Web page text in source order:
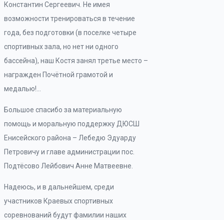
Константин Сергеевич. Не имея
возможности тренироваться в течение
года, без подготовки (в поселке четыре
спортивных зала, но нет ни одного
бассейна), наш Костя занял третье место –
награжден Почётной грамотой и
медалью!…
Большое спасибо за материальную
помощь и моральную поддержку ДЮСШ
Енисейского района – Лебедю Эдуарду
Петровичу и главе администрации пос.
Подтёсово Лейбович Анне Матвеевне.
Надеюсь, и в дальнейшем, среди
участников Краевых спортивных
соревнований будут фамилии наших